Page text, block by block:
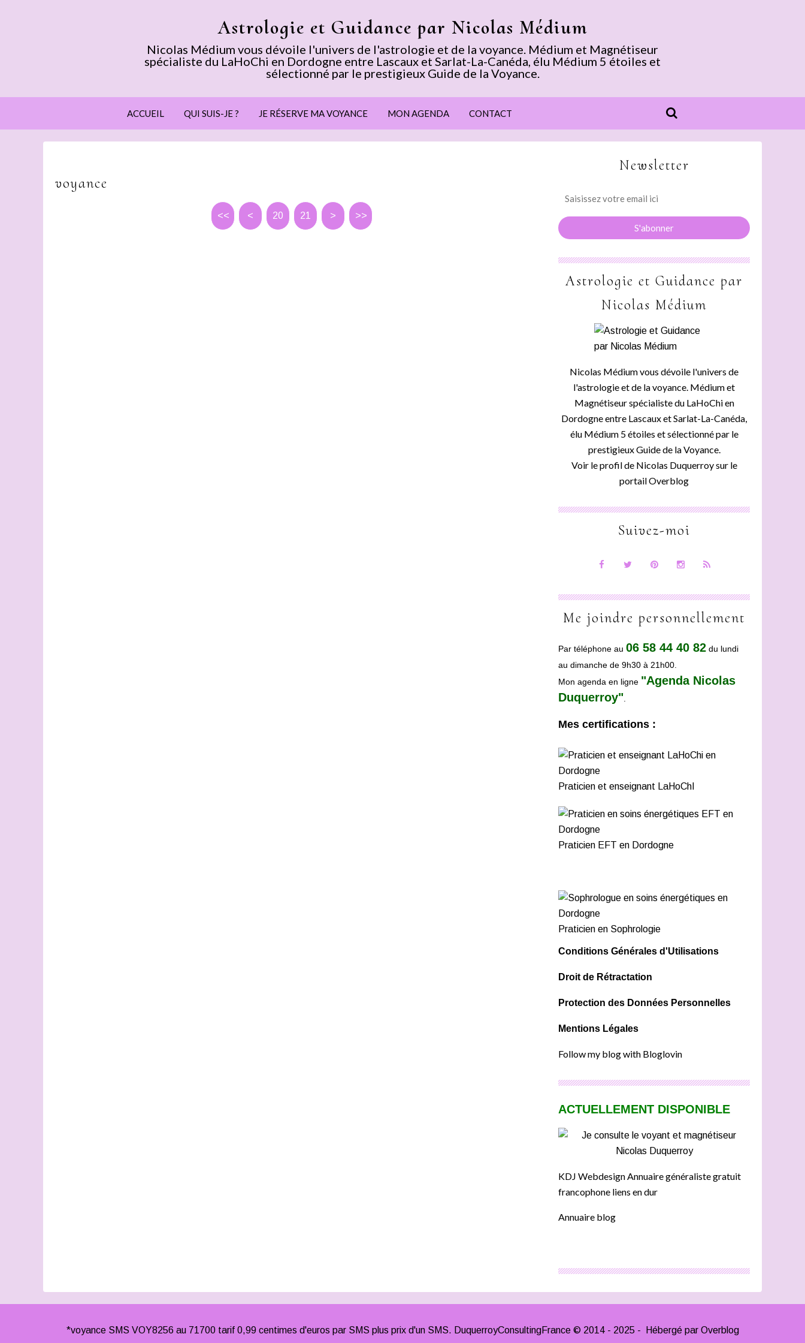
Astrologie et Guidance par Nicolas Médium
Nicolas Médium vous dévoile l'univers de l'astrologie et de la voyance. Médium et Magnétiseur
spécialiste du LaHoChi en Dordogne entre Lascaux et Sarlat-La-Canéda, élu Médium 5 étoiles et
sélectionné par le prestigieux Guide de la Voyance.
ACCUEIL QUI SUIS-JE ? JE RÉSERVE MA VOYANCE MON AGENDA CONTACT
voyance
<< < 10
20 21 > >>
Newsletter
Astrologie et Guidance par
Nicolas Médium
Nicolas Médium vous dévoile l'univers de
l'astrologie et de la voyance. Médium et
Magnétiseur spécialiste du LaHoChi en
Dordogne entre Lascaux et Sarlat-La-Canéda,
élu Médium 5 étoiles et sélectionné par le
prestigieux Guide de la Voyance.
Voir le profil de Nicolas Duquerroysur le
portail Overblog
Suivez-moi
ACTUELLEMENT DISPONIBLE
KDJ Webdesign Annuaire généraliste gratuit
francophone liens en dur
Annuaire blog
Me joindre personnellement
Par téléphone au 06 58 44 40 82 du lundi
au dimanche de 9h30 à 21h00.
Mon agenda en ligne "Agenda Nicolas
Duquerroy"
Mes certifications :
Praticien et enseignant LaHoChI
Praticien EFT en Dordogne
Praticien en Sophrologie
Conditions Générales d'Utilisations
Droit de Rétractation
Protection des Données Personnelles
Mentions Légales
Follow my blog with Bloglovin
*voyance SMS VOY8256 au 71700 tarif 0,99 centimes d'euros par SMS plus prix d'un SMS. DuquerroyConsultingFrance © 2014 - 2025 - Hébergé par Overblog